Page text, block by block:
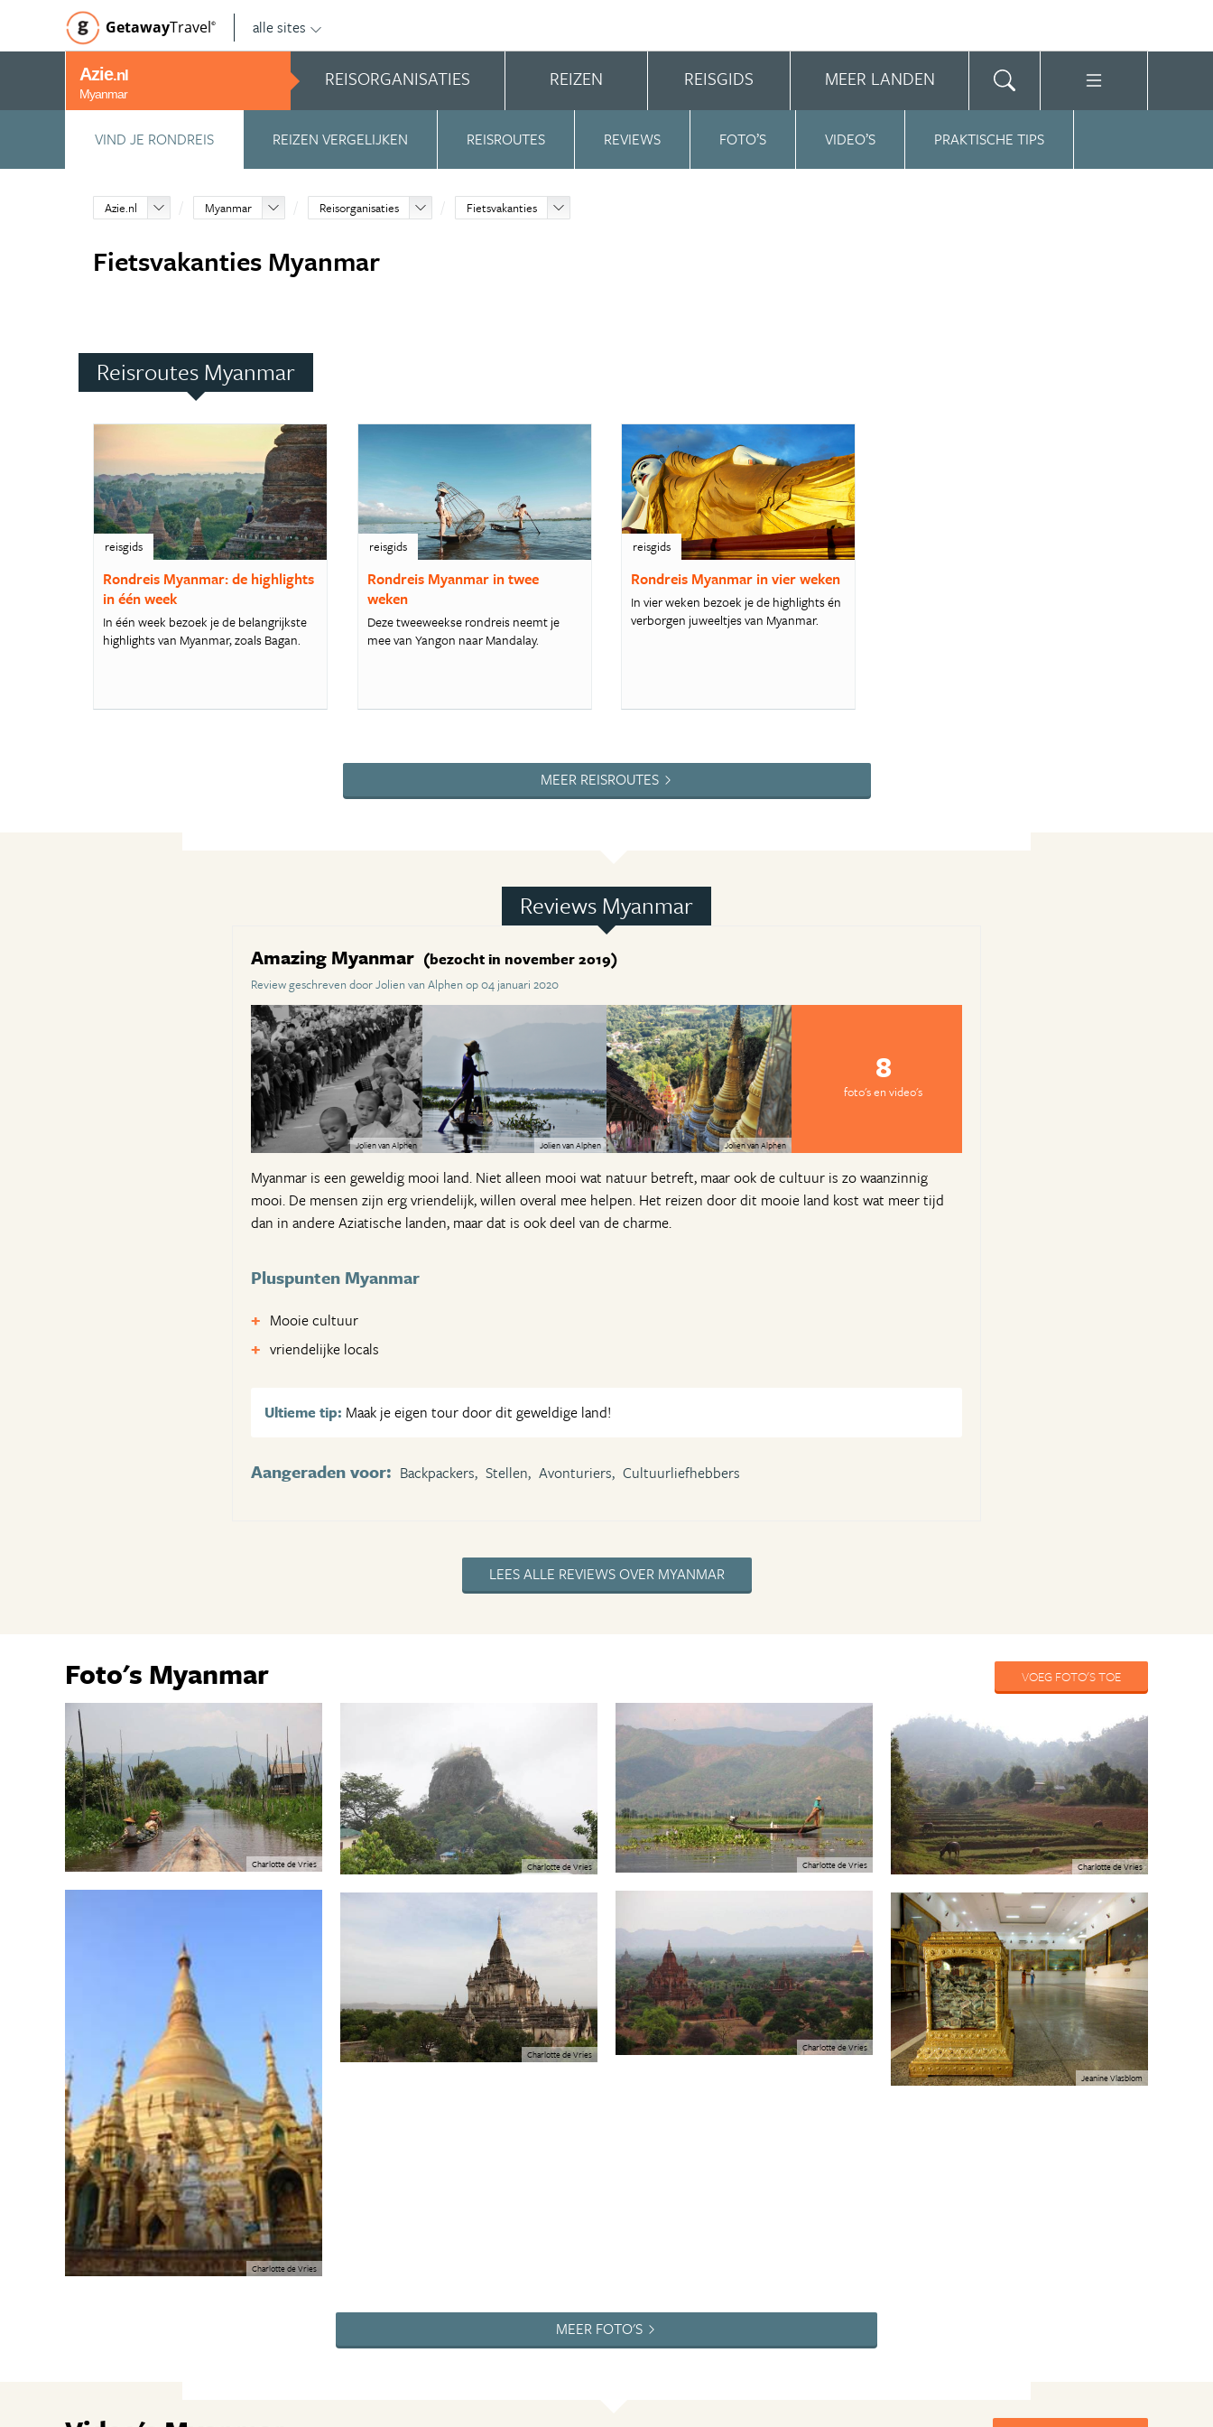
GetawayTravel© alle sites
Azie.nl
Myanmar
REISORGANISATIES REIZEN REISGIDS MEER LANDEN
VIND JE RONDREIS REIZEN VERGELIJKEN REISROUTES REVIEWS FOTO’S VIDEO’S PRAKTISCHE TIPS
Azie.nl Myanmar Reisorganisaties Fietsvakanties
Fietsvakanties Myanmar
Reisroutes Myanmar
reisgids
Rondreis Myanmar: de highlights
in één week
In één week bezoek je de belangrijkste
highlights van Myanmar, zoals Bagan.
reisgids
Rondreis Myanmar in twee
weken
Deze tweeweekse rondreis neemt je
mee van Yangon naar Mandalay.
reisgids
Rondreis Myanmar in vier weken
In vier weken bezoek je de highlights én
verborgen juweeltjes van Myanmar.
MEER REISROUTES
Reviews Myanmar
Amazing Myanmar (bezocht in november 2019)
Review geschreven door Jolien van Alphen op 04 januari 2020
Jolien van Alphen Jolien van Alphen Jolien van Alphen
8
foto's en video's
Myanmar is een geweldig mooi land. Niet alleen mooi wat natuur betreft, maar ook de cultuur is zo waanzinnig
mooi. De mensen zijn erg vriendelijk, willen overal mee helpen. Het reizen door dit mooie land kost wat meer tijd
dan in andere Aziatische landen, maar dat is ook deel van de charme.
Pluspunten Myanmar
Mooie cultuur
vriendelijke locals
Ultieme tip: Maak je eigen tour door dit geweldige land!
Aangeraden voor: Backpackers, Stellen, Avonturiers, Cultuurliefhebbers
LEES ALLE REVIEWS OVER MYANMAR
VOEG FOTO'S TOE
Foto's Myanmar
Charlotte de Vries Charlotte de Vries Charlotte de Vries Charlotte de Vries
Charlotte de Vries
Charlotte de Vries
Charlotte de Vries
Jeanine Vlasblom
MEER FOTO'S